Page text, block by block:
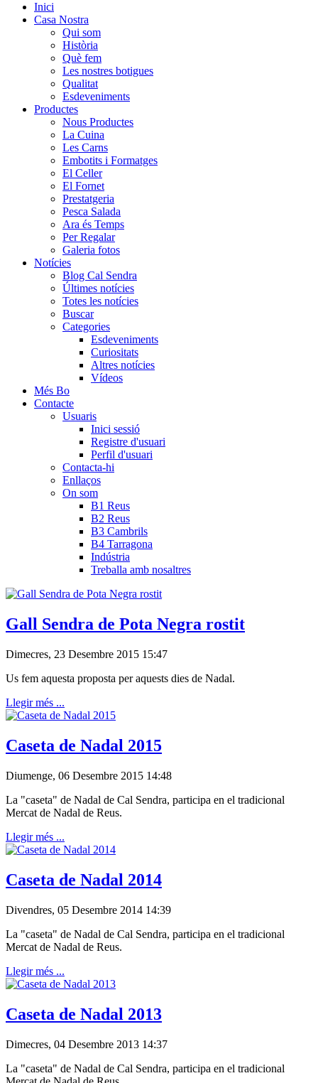
Inici
Casa Nostra
Qui som
Història
Què fem
Les nostres botigues
Qualitat
Esdeveniments
Productes
Nous Productes
La Cuina
Les Carns
Embotits i Formatges
El Celler
El Fornet
Prestatgeria
Pesca Salada
Ara és Temps
Per Regalar
Galeria fotos
Notícies
Blog Cal Sendra
Últimes notícies
Totes les notícies
Buscar
Categories
Esdeveniments
Curiositats
Altres notícies
Vídeos
Més Bo
Contacte
Usuaris
Inici sessió
Registre d'usuari
Perfil d'usuari
Contacta-hi
Enllaços
On som
B1 Reus
B2 Reus
B3 Cambrils
B4 Tarragona
Indústria
Treballa amb nosaltres
Gall Sendra de Pota Negra rostit
Dimecres, 23 Desembre 2015 15:47
Us fem aquesta proposta per aquests dies de Nadal.
Llegir més ...
Caseta de Nadal 2015
Diumenge, 06 Desembre 2015 14:48
La "caseta" de Nadal de Cal Sendra, participa en el tradicional
Mercat de Nadal de Reus.
Llegir més ...
Caseta de Nadal 2014
Divendres, 05 Desembre 2014 14:39
La "caseta" de Nadal de Cal Sendra, participa en el tradicional
Mercat de Nadal de Reus.
Llegir més ...
Caseta de Nadal 2013
Dimecres, 04 Desembre 2013 14:37
La "caseta" de Nadal de Cal Sendra, participa en el tradicional